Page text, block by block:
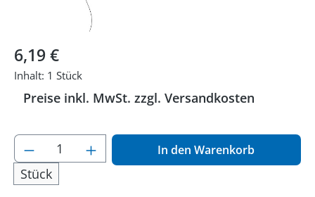
Regulärer Preis:
6,19 €
Inhalt: 1 Stück
Preise inkl. MwSt. zzgl. Versandkosten
Produkt Anzahl: Gib den gewünschten
Stück
In den Warenkorb